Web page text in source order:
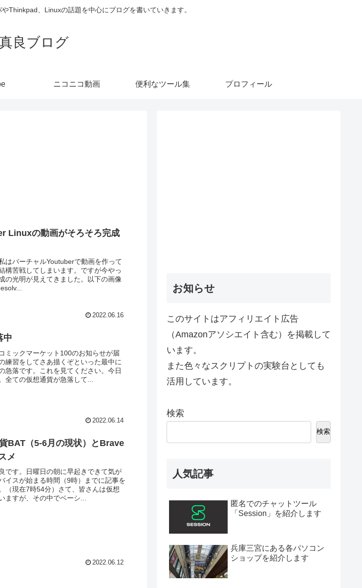
Thinkpad、Linuxの話題を中心にブログを書いていきます。
良ブログ
ニコニコ動画 便利なツール集 プロフィール
Linuxの動画がそろそろ完成
はバーチャルYoutuberで動画を作って
構苦戦してしまいます。ですが今やっ
の光明が見えてきました。以下の画像
2022.06.16
中
ミックマーケット100のお知らせが届
練習をしてさあ描くぞといった最中に
急落です。これを見てください。今日
全ての仮想通貨が急落して...
2022.06.14
BAT（5-6月の現状）とBrave
メ
です。日曜日の朝に早起きできて気が
イスが始まる時間（9時）までに記事を
（現在7時54分）さて、皆さんは仮想
ますが、その中でベーシ...
2022.06.12
お知らせ
このサイトはアフィリエイト広告
（Amazonアソシエイト含む）を掲載して
います。
また色々なスクリプトの実験台としても
活用しています。
検索
検索
人気記事
匿名でのチャットツール
「Session」を紹介します
兵庫三宮にある各パソコン
ショップを紹介します